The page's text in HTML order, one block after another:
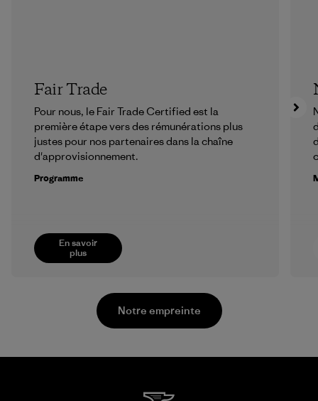
En savoir
plus
Fair Trade
Pour nous, le Fair Trade Certified est la
première étape vers des rémunérations plus
justes pour nos partenaires dans la chaîne
d'approvisionnement.
Programme
Notre empreinte